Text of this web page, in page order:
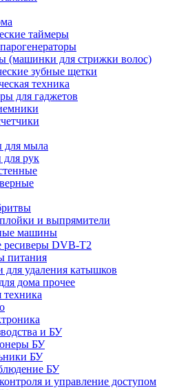
таймеры
(машинки для стрижки волос)
зубные щетки
техника
для гаджетов
для мыла
рук
и выпрямители
машины
DVB-T2
питания
удаления катышков
дома прочее
техника
и БУ
БУ
БУ
БУ
и управление доступом